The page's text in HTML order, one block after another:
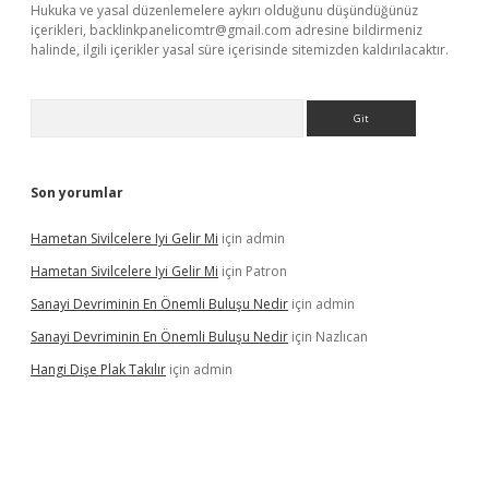
Hukuka ve yasal düzenlemelere aykırı olduğunu düşündüğünüz
içerikleri, backlinkpanelicomtr@gmail.com adresine bildirmeniz
halinde, ilgili içerikler yasal süre içerisinde sitemizden kaldırılacaktır.
Son yorumlar
Hametan Sivilcelere Iyi Gelir Mi için admin
Hametan Sivilcelere Iyi Gelir Mi için Patron
Sanayi Devriminin En Önemli Buluşu Nedir için admin
Sanayi Devriminin En Önemli Buluşu Nedir için Nazlıcan
Hangi Dişe Plak Takılır için admin